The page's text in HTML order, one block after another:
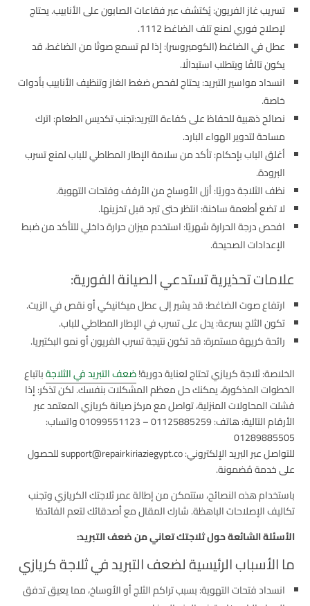
تسريب غاز الفريون: يُكتشف عبر فقاعات الصابون على الأنابيب. يحتاج
لإصلاح فوري لمنع تلف الضاغط 1112.
عطل في الضاغط (الكومبروسر): إذا لم تسمع صوتًا من الضاغط، قد
يكون تالفًا ويتطلب استبدالًا.
انسداد مواسير التبريد: يحتاج لفحص ضغط الغاز وتنظيف الأنابيب بأدوات
خاصة.
نصائح ذهبية للحفاظ على كفاءة التبريد:تجنب تكديس الطعام: اترك
مساحة لتدوير الهواء البارد.
أغلق الباب بإحكام: تأكد من سلامة الإطار المطاطي للباب لمنع تسرب
البرودة.
نظف الثلاجة دوريًا: أزل الأوساخ من الأرفف وفتحات التهوية.
لا تضع أطعمة ساخنة: انتظر حتى تبرد قبل تخزينها.
افحص درجة الحرارة شهريًا: استخدم ميزان حرارة داخلي للتأكد من ضبط
الإعدادات الصحيحة.
علامات تحذيرية تستدعي الصيانة الفورية:
ارتفاع صوت الضاغط: قد يشير إلى عطل ميكانيكي أو نقص في الزيت.
تكون الثلج بسرعة: يدل على تسرب في الإطار المطاطي للباب.
رائحة كريهة مستمرة: قد تكون نتيجة تسرب الفريون أو نمو البكتيريا.
الخلاصة: ثلاجة كريازي تحتاج لعناية دورية!ضعف التبريد في الثلاجةباتباع
الخطوات المذكورة، يمكنك حل معظم المشكلات بنفسك. لكن تذكر: إذا
فشلت المحاولات المنزلية، تواصل مع مركز صيانة كريازي المعتمد عبر
الأرقام التالية: هاتف: 01125885259 – 01099551123 واتساب:
01289885505
للتواصل عبر البريد الإلكتروني: support@repairkiriaziegypt.co للحصول
على خدمة مُضمونة.
باستخدام هذه النصائح، ستتمكن من إطالة عمر ثلاجتك الكريازي وتجنب
تكاليف الإصلاحات الباهظة. شارك المقال مع أصدقائك لتعم الفائدة!
الأسئلة الشائعة حول ثلاجتك تعاني من ضعف التبريد:
ما الأسباب الرئيسية لضعف التبريد في ثلاجة كريازي
انسداد فتحات التهوية: بسبب تراكم الثلج أو الأوساخ، مما يعيق تدفق